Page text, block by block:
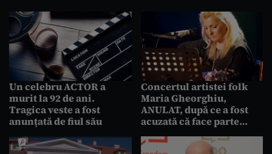
Un celebru ACTOR a
murit la 92 de ani.
Tragica veste a fost
anunțată de fiul său
Concertul artistei folk
Maria Gheorghiu,
ANULAT, după ce a fost
acuzată că face parte
LEGIONARĂ